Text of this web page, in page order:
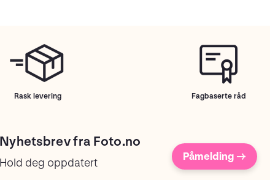
Rask levering Fagbaserte råd
Nyhetsbrev fra Foto.no
Hold deg oppdatert Påmelding →